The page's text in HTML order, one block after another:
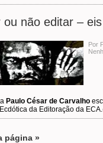
ou não editar –
Por
Paulo César de Carvalho
da Editoração da
página »